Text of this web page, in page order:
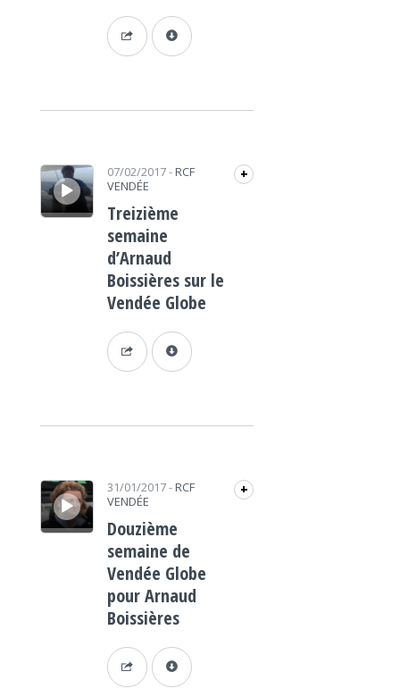
Lecteur audio 07/02/2017- RCF
VENDÉE
+
Treizième
semaine
d’Arnaud
Boissières sur le
Vendée Globe
Lecteur audio 31/01/2017- RCF
VENDÉE
+
Douzième
semaine de
Vendée Globe
pour Arnaud
Boissières